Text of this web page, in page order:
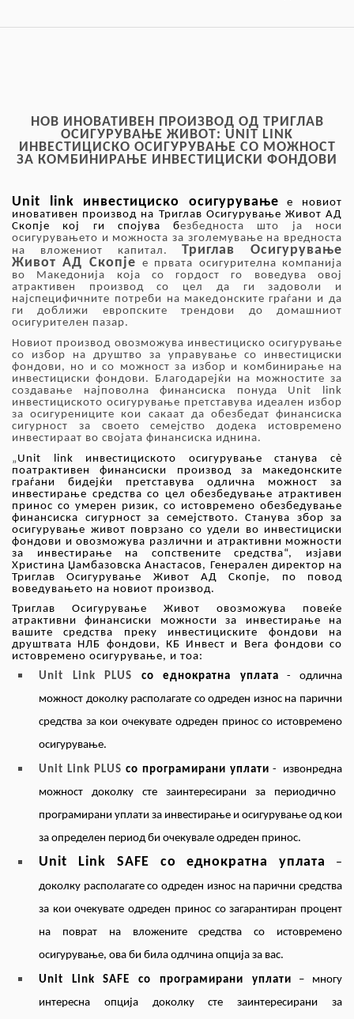
НОВ ИНОВАТИВЕН ПРОИЗВОД ОД ТРИГЛАВ
ОСИГУРУВАЊЕ ЖИВОТ: UNIT LINK
ИНВЕСТИЦИСКО ОСИГУРУВАЊЕ СО МОЖНОСТ
ЗА КОМБИНИРАЊЕ ИНВЕСТИЦИСКИ ФОНДОВИ
Unit ink инвестициско осигурување е новиот
иновативен производ на Триглав Осигурување Живот АД
Скопје кој ги спојува безбедноста што ја носи
осигурувањето и можноста за зголемување на вредноста
на вложениот капитал. Триглав Осигурување
Живот АД Скопје е првата осигурителна компанија
во Македонија која со гордост го воведува овој
атрактивен производ со цел да ги задоволи и
најспецифичните потреби на македонските граѓани и да
ги доближи европските трендови до домашниот
осигурителен пазар.
Новиот производ овозможува инвестициско осигурување
со избор на друштво за управување со инвестициски
фондови, но и со можност за избор и комбинирање на
инвестициски фондови. Благодарејќи на можностите за
создавање најповолна финансиска понуда Unit link
инвестициското осигурување претставува идеален избор
за осигурениците кои сакаат да обезбедат финансиска
сигурност за своето семејство додека истовремено
инвестираат во својата финансиска иднина.
„Unit ink инвестициското осигурување станува сѐ
поатрактивен финансиски производ за македонските
граѓани бидејќи претставува одлична можност за
инвестирање средства со цел обезбедување атрактивен
принос со умерен ризик, со истовремено обезбедување
финансиска сигурност за семејството. Станува збор за
осигурување живот поврзано со удели во инвестициски
фондови и овозможува различни и атрактивни можности
за инвестирање на сопствените средства“, изјави
Христина Џамбазовска Анастасов, Генерален директор на
Триглав Осигурување Живот АД Скопје, по повод
воведувањето на новиот производ.
Триглав Осигурување Живот овозможува повеќе
атрактивни финансиски можности за инвестирање на
вашите средства преку инвестициските фондови на
друштвата НЛБ фондови, КБ Инвест и Вега фондови со
истовремено осигурување, и тоа:
U nit Link PLUS со еднократна уплата - одлична
можност доколку располагате со одреден износ на парични
средства за кои очекувате одреден принос со истовремено
осигурување.
U nit Link PLUS со програмирани уплати - извонредна
можност доколку сте заинтересирани за периодично
програмирани уплати за инвестирање и осигурување од кои
за определен период би очекувале одреден принос.
Unit Link SAFE со еднократна уплата –
доколку располагате со одреден износ на парични средства
за кои очекувате одреден принос со загарантиран процент
на поврат на вложените средства со истовремено
осигурување, ова би била одлчина опција за вас.
Unit Link SAFE со програмирани уплати – многу
интересна опција доколку сте заинтересирани за